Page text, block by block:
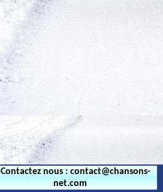
Contactez nous : contact@chansons-
net.com